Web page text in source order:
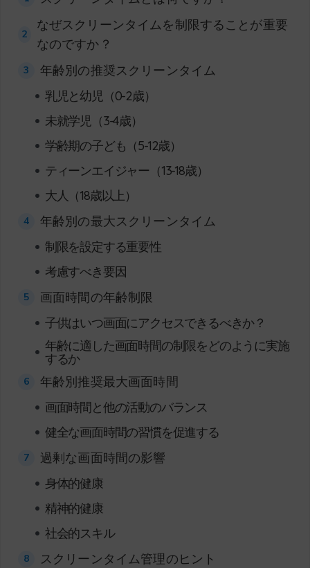
2
なぜスクリーンタイムを制限することが重要
なのですか？
3 年齢別の推奨スクリーンタイム
• 乳児と幼児（0-2歳）
• 未就学児（3-4歳）
• 学齢期の子ども（5-12歳）
• ティーンエイジャー（13-18歳）
• 大人（18歳以上）
4 年齢別の最大スクリーンタイム
• 制限を設定する重要性
• 考慮すべき要因
5 画面時間の年齢制限
• 子供はいつ画面にアクセスできるべきか？
• 年齢に適した画面時間の制限をどのように実施
するか
6 年齢別推奨最大画面時間
• 画面時間と他の活動のバランス
• 健全な画面時間の習慣を促進する
7 過剰な画面時間の影響
• 身体的健康
• 精神的健康
• 社会的スキル
8 スクリーンタイム管理のヒント